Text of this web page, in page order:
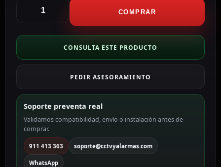
Soporte
pared
caja
de
color
blanco
DS-
1273ZJ-
140B
cantidad
COMPRAR
CONSULTA ESTE PRODUCTO
PEDIR ASESORAMIENTO
Soporte preventa real
Validamos compatibilidad, envío o instalación antes de
comprar.
911 413 363 soporte@cctvyalarmas.com
WhatsApp